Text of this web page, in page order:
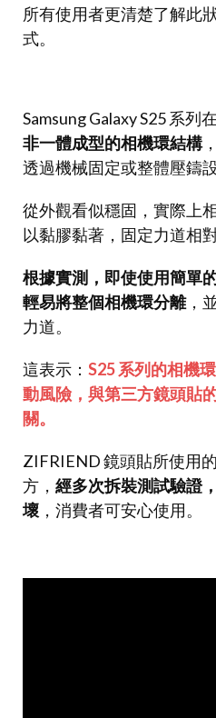
所有使用者更清楚了解此
式。
Samsung Galaxy S25 系列
非一體成型的相機環結構
透過機械固定或整體壓鑄設
從外觀看似穩固，實際上
以黏膠黏著，固定力道相對
根據實測，即使使用簡單
輕易將整個相機環分離，
力道。
這表示： S25 系列的相機
動風險，與第三方鏡頭貼
關。
ZIFRIEND 鏡頭貼所使用
方， 經多次拆裝測試驗證
壞 ，消費者可安心使用。